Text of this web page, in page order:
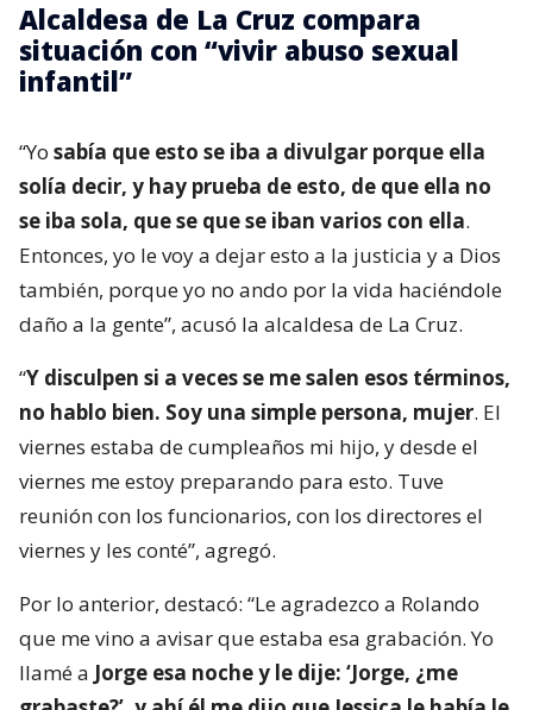
Alcaldesa de La Cruz compara
situación con “vivir abuso sexual
infantil”
“Yo sabía que esto se iba a divulgar porque ella
solía decir, y hay prueba de esto, de que ella no
se iba sola, que se que se iban varios con ella.
Entonces, yo le voy a dejar esto a la justicia y a Dios
también, porque yo no ando por la vida haciéndole
daño a la gente”, acusó la alcaldesa de La Cruz.
“Y disculpen si a veces se me salen esos términos,
no hablo bien. Soy una simple persona, mujer. El
viernes estaba de cumpleaños mi hijo, y desde el
viernes me estoy preparando para esto. Tuve
reunión con los funcionarios, con los directores el
viernes y les conté”, agregó.
Por lo anterior, destacó: “Le agradezco a Rolando
que me vino a avisar que estaba esa grabación. Yo
llamé a Jorge esa noche y le dije: ‘Jorge, ¿me